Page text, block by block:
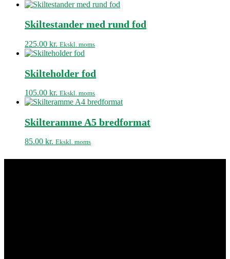
Skiltestander med rund fod
225.00 kr. Ekskl. moms
Skilteholder fod
105.00 kr. Ekskl. moms
Skilteramme A5 bredformat
85.00 kr. Ekskl. moms